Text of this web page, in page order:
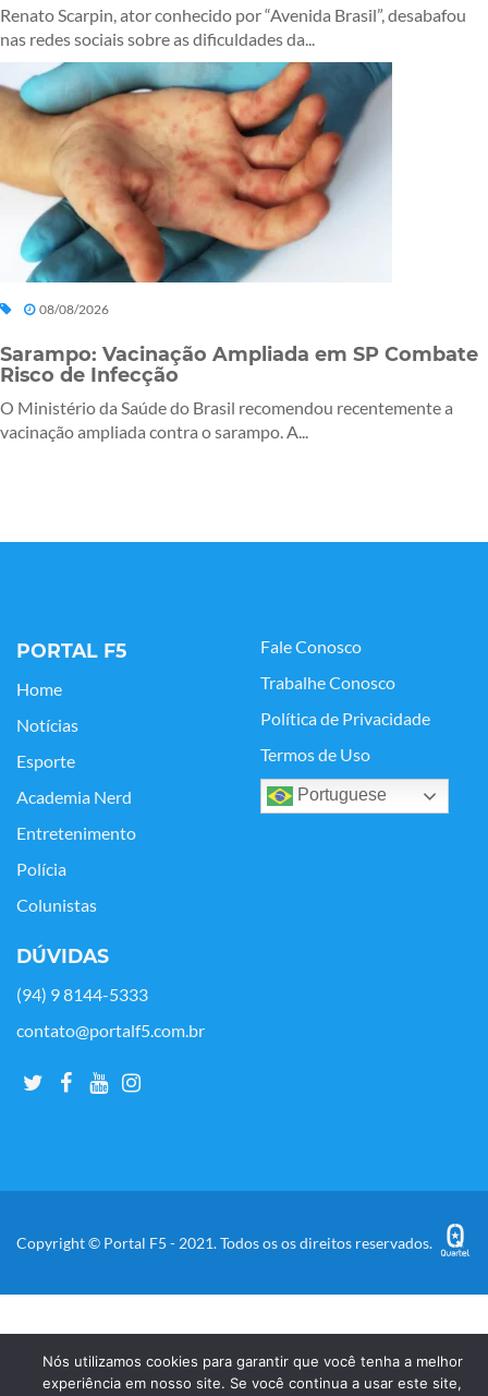
Renato Scarpin, ator conhecido por “Avenida Brasil”, desabafou
nas redes sociais sobre as dificuldades da...
08/08/2026
Sarampo: Vacinação Ampliada em SP Combate
Risco de Infecção
O Ministério da Saúde do Brasil recomendou recentemente a
vacinação ampliada contra o sarampo. A...
PORTAL F5
Home
Notícias
Esporte
Academia Nerd
Entretenimento
Polícia
Colunistas
Fale Conosco
Trabalhe Conosco
Política de Privacidade
Termos de Uso
Portuguese
DÚVIDAS
(94) 9 8144-5333
contato@portalf5.com.br
Copyright © Portal F5 - 2021. Todos os os direitos reservados.
Nós utilizamos cookies para garantir que você tenha a melhor
experiência em nosso site. Se você continua a usar este site,